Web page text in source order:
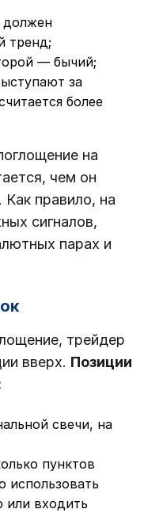
должен
тренд;
― бычий;
за
более
на
чем он
правило, на
сигналов,
парах и
трейдер
вверх. Позиции
свечи, на
пунктов
или входить